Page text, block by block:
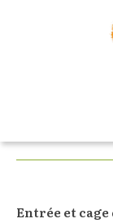
Entrée et